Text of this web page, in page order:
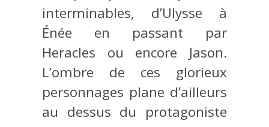
interminables, d’Ulysse à
Énée en passant par
Heracles ou encore Jason.
L’ombre de ces glorieux
personnages plane d’ailleurs
au dessus du protagoniste